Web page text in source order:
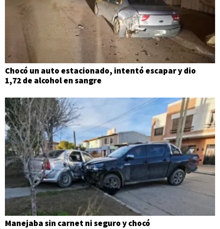
Chocó un auto estacionado, intentó escapar y dio
1,72 de alcohol en sangre
Manejaba sin carnet ni seguro y chocó